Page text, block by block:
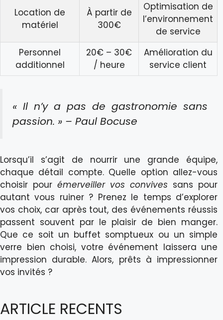
Location de
matériel
À partir de
300€
Optimisation de
l’environnement
de service
Personnel
additionnel
20€ – 30€
/ heure
Amélioration du
service client
« Il n’y a pas de gastronomie sans
passion. » – Paul Bocuse
Lorsqu’il s’agit de nourrir une grande équipe,
chaque détail compte. Quelle option allez-vous
choisir pour émerveiller vos convives sans pour
autant vous ruiner ? Prenez le temps d’explorer
vos choix, car après tout, des événements réussis
passent souvent par le plaisir de bien manger.
Que ce soit un buffet somptueux ou un simple
verre bien choisi, votre événement laissera une
impression durable. Alors, prêts à impressionner
vos invités ?
ARTICLE RECENTS